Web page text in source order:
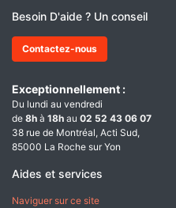
Besoin D'aide ? Un conseil
Contactez-nous
Exceptionnellement :
Du lundi au vendredi
de 8h à 18h au 02 52 43 06 07
38 rue de Montréal, Acti Sud,
85000 La Roche sur Yon
Aides et services
Naviguer sur ce site